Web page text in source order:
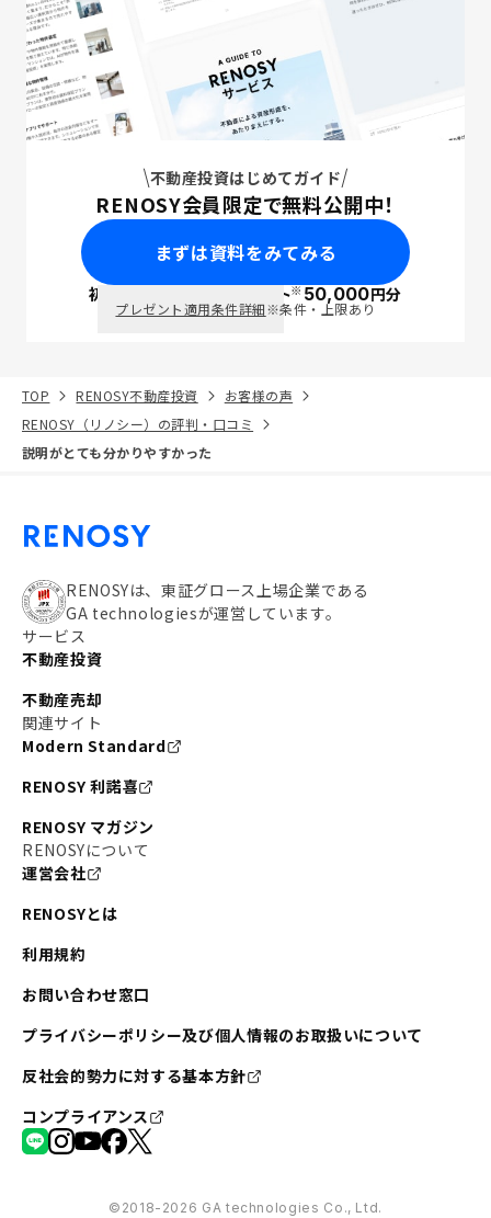
不動産投資はじめてガイド
RENOSY会員限定で無料公開中！
まずは資料をみてみる
初回面談で ポイント※50,000円分
プレゼント適用条件詳細※条件・上限あり
TOP RENOSY不動産投資
お客様の声
RENOSY（リノシー）の評判・口コミ
説明がとても分かりやすかった
RENOSYは、東証グロース上場企業である
GA technologiesが運営しています。
サービス
不動産投資
不動産売却
関連サイト
Modern Standard
RENOSY 利諾喜
RENOSY マガジン
RENOSYについて
運営会社
RENOSYとは
利用規約
お問い合わせ窓口
プライバシーポリシー及び個人情報のお取扱いについて
反社会的勢力に対する基本方針
コンプライアンス
©︎2018-2026 GA technologies Co., Ltd.